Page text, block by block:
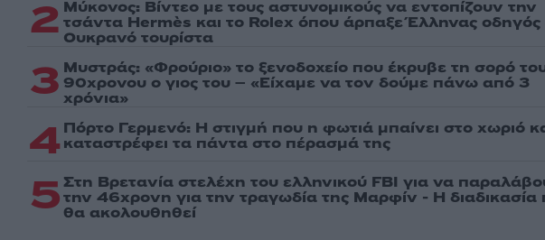
2 Μύκονος: Βίντεο με τους αστυνομικούς να εντοπίζουν την
τσάντα Hermès και το Rolex όπου άρπαξε Έλληνας
Ουκρανό τουρίστα
3 Μυστράς: «Φρούριο» το ξενοδοχείο που έκρυβε τη σορό
90χρονου ο γιος του – «Είχαμε να τον δούμε πάνω από 3
χρόνια»
4 Πόρτο Γερμενό: Η στιγμή που η φωτιά μπαίνει στο χωριό
καταστρέφει τα πάντα στο πέρασμά της
5 Στη Βρετανία στελέχη του ελληνικού FBI για να
την 46χρονη για την τραγωδία της Μαρφίν - Η διαδικασία
θα ακολουθηθεί